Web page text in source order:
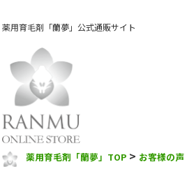
薬用育毛剤「蘭夢」公式通販サイト
薬用育毛剤「蘭夢」TOP > お客様の声